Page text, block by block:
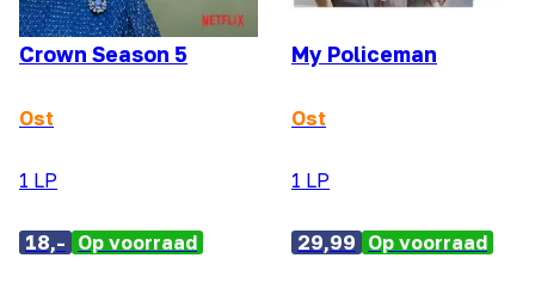
Crown Season 5
Ost
1 LP
18,- Op voorraad
My Policeman
Ost
1 LP
29,99 Op voorraad